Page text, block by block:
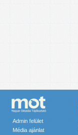
Admin felület
Média ajánlat